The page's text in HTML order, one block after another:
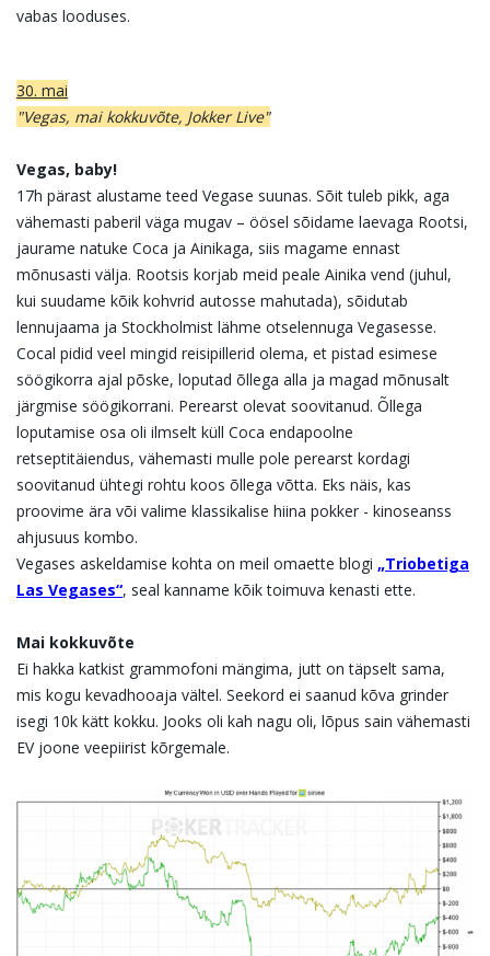
vabas looduses.
30. mai
"Vegas, mai kokkuvõte, Jokker Live"
Vegas, baby!
17h pärast alustame teed Vegase suunas. Sõit tuleb pikk, aga
vähemasti paberil väga mugav – öösel sõidame laevaga Rootsi,
jaurame natuke Coca ja Ainikaga, siis magame ennast
mõnusasti välja. Rootsis korjab meid peale Ainika vend (juhul,
kui suudame kõik kohvrid autosse mahutada), sõidutab
lennujaama ja Stockholmist lähme otselennuga Vegasesse.
Cocal pidid veel mingid reisipillerid olema, et pistad esimese
söögikorra ajal põske, loputad õllega alla ja magad mõnusalt
järgmise söögikorrani. Perearst olevat soovitanud. Õllega
loputamise osa oli ilmselt küll Coca endapoolne
retseptitäiendus, vähemasti mulle pole perearst kordagi
soovitanud ühtegi rohtu koos õllega võtta. Eks näis, kas
proovime ära või valime klassikalise hiina pokker - kinoseanss
ahjusuus kombo.
Vegases askeldamise kohta on meil omaette blogi „Triobetiga
Las Vegases“, seal kanname kõik toimuva kenasti ette.
Mai kokkuvõte
Ei hakka katkist grammofoni mängima, jutt on täpselt sama,
mis kogu kevadhooaja vältel. Seekord ei saanud kõva grinder
isegi 10k kätt kokku. Jooks oli kah nagu oli, lõpus sain vähemasti
EV joone veepiirist kõrgemale.